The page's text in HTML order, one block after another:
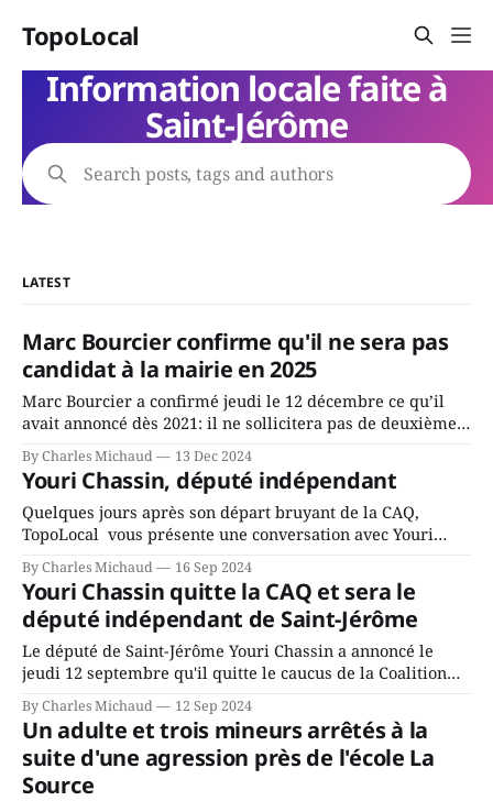
TopoLocal
Information locale faite à
Saint-Jérôme
Search posts, tags and authors
LATEST
Marc Bourcier confirme qu'il ne sera pas
candidat à la mairie en 2025
Marc Bourcier a confirmé jeudi le 12 décembre ce qu’il
avait annoncé dès 2021: il ne sollicitera pas de deuxième
mandat à titre de maire de Saint-Jérôme. Bourcier en a
fait l’annonce en s’adressant aux employés de la ville,
rassemblés en soirée pour leur traditionnel souper
By Charles Michaud 13 Dec 2024
Youri Chassin, député indépendant
Quelques jours après son départ bruyant de la CAQ,
TopoLocal vous présente une conversation avec Youri
Chassin. Nous avons causé de sa décision. Y songeait-il
depuis longtemps? Sera-t-il candidat indépendant dans 2
ans? Joindrait-il un autre parti, par exemple les
conservateurs d’Éric Duhaime? Que lui
By Charles Michaud 16 Sep 2024
Youri Chassin quitte la CAQ et sera le
député indépendant de Saint-Jérôme
Le député de Saint-Jérôme Youri Chassin a annoncé le
jeudi 12 septembre qu'il quitte le caucus de la Coalition
Avenir Québec de François Legault parce qu'il est déçu du
gouvernement de la CAQ, surtout de son incapacité, qu'il
juge chronique, à offrir des
By Charles Michaud 12 Sep 2024
Un adulte et trois mineurs arrêtés à la
suite d'une agression près de l'école La
Source